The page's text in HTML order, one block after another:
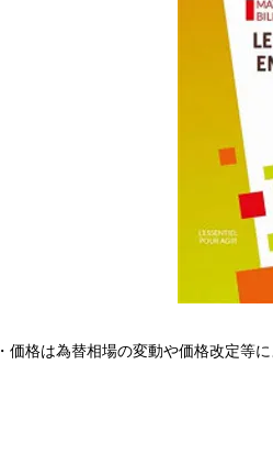
・価格は為替相場の変動や価格改定等